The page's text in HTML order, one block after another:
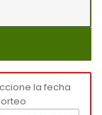
la fecha